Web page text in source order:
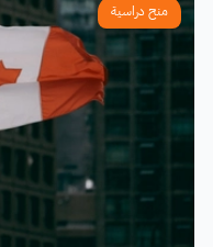
منح دراسية